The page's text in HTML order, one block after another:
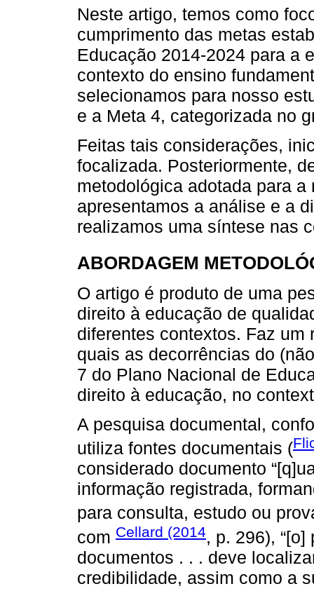
Neste artigo, temos como
cumprimento das metas
Educação 2014-2024 para a
contexto do ensino
selecionamos para nosso
e a Meta 4, categorizada no
Feitas tais considerações,
focalizada. Posteriormente,
metodológica adotada para
apresentamos a análise e a
realizamos uma síntese nas
ABORDAGEM
O artigo é produto de uma
direito à educação de
diferentes contextos. Faz um
quais as decorrências do
7 do Plano Nacional de
direito à educação, no
A pesquisa documental,
utiliza fontes documentais (
considerado documento
informação registrada,
para consulta, estudo ou
com Cellard (2014, p. 296),
documentos . . . deve
credibilidade, assim como a